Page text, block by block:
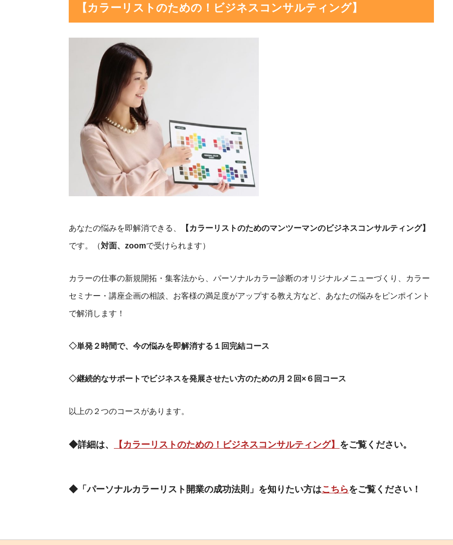
【カラーリストのための！ビジネスコンサルティング】
あなたの悩みを即解消できる、 【カラーリストのためのマンツーマンのビジネスコンサルティング】
です。（対面、zoomで受けられます）
カラーの仕事の新規開拓・集客法から、パーソナルカラー診断のオリジナルメニューづくり、カラー
セミナー・講座企画の相談、お客様の満足度がアップする教え方など、あなたの悩みをピンポイント
で解消します！
◇単発２時間で、今の悩みを即解消する１回完結コース
◇継続的なサポートでビジネスを発展させたい方のための月２回×６回コース
以上の２つのコースがあります。
◆詳細は、 【カラーリストのための！ビジネスコンサルティング】 をご覧ください。
◆「パーソナルカラーリスト開業の成功法則」を知りたい方はこちらをご覧ください！